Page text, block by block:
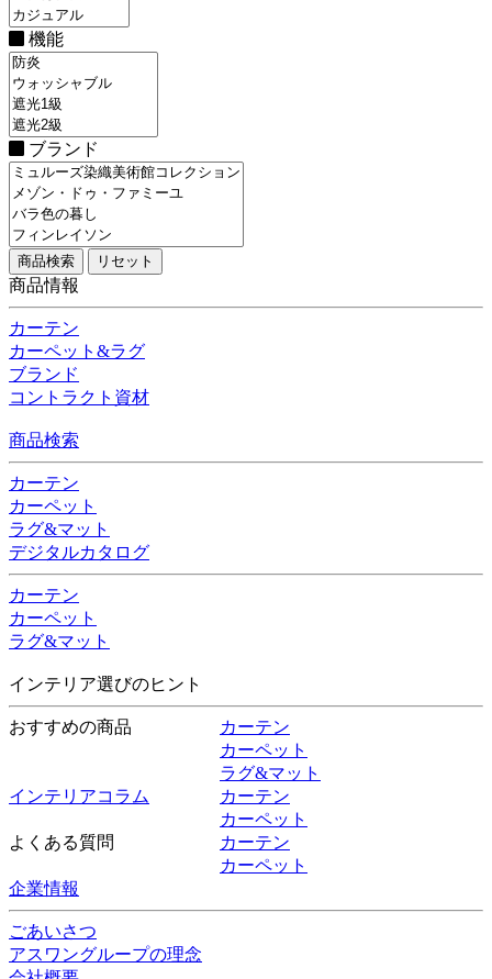
機能
ブランド
商品情報
カーテン
カーペット&ラグ
ブランド
コントラクト資材
商品検索
カーテン
カーペット
ラグ&マット
デジタルカタログ
カーテン
カーペット
ラグ&マット
インテリア選びのヒント
おすすめの商品
カーテン
カーペット
ラグ&マット
インテリアコラム
カーテン
カーペット
よくある質問
カーテン
カーペット
企業情報
ごあいさつ
アスワングループの理念